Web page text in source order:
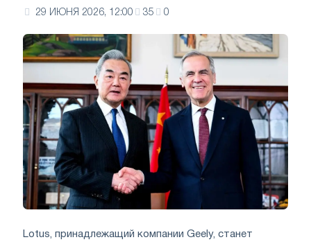
29 ИЮНЯ 2026, 12:00 35 0
Lotus, принадлежащий компании Geely, станет